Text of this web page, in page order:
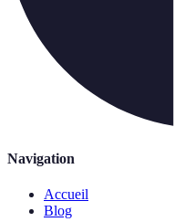
Navigation
Accueil
Blog